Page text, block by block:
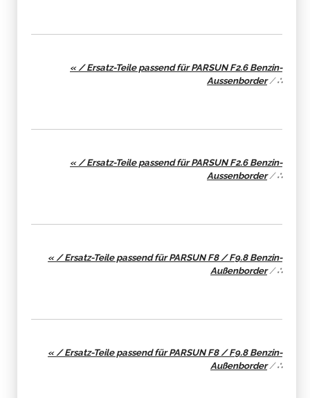
« / Ersatz-Teile passend für PARSUN F2.6 Benzin-
Aussenborder/∴
« / Ersatz-Teile passend für PARSUN F2.6 Benzin-
Aussenborder/∴
« / Ersatz-Teile passend für PARSUN F8 / F9.8 Benzin-
Außenborder/∴
« / Ersatz-Teile passend für PARSUN F8 / F9.8 Benzin-
Außenborder/∴